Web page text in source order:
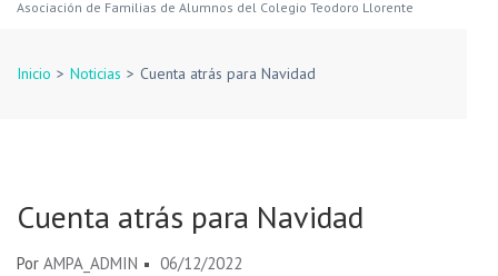
Asociación de Familias de Alumnos del Colegio Teodoro Llorente
Inicio > Noticias > Cuenta atrás para Navidad
Cuenta atrás para Navidad
Por AMPA_ADMIN 06/12/2022